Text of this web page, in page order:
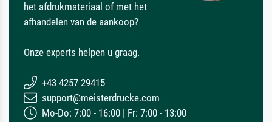
het afdrukmateriaal of met het
afhandelen van de aankoop?
Onze experts helpen u graag.
+43 4257 29415
support@meisterdrucke.com
Mo-Do: 7:00 - 16:00 | Fr: 7:00 - 13:00